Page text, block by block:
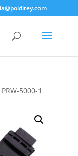
5000-1